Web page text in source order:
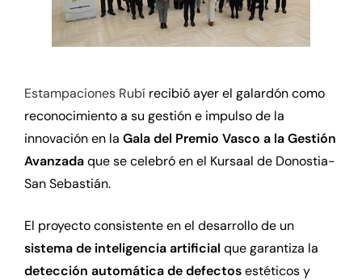
Estampaciones Rubí recibió ayer el galardón como
reconocimiento a su gestión e impulso de la
innovación en la Gala del Premio Vasco a la Gestión
Avanzadaque se celebró en el Kursaal de Donostia-
San Sebastián.
El proyecto consistente en el desarrollo de un
sistema de inteligencia artificial que garantiza la
detección automática de defectosestéticos y